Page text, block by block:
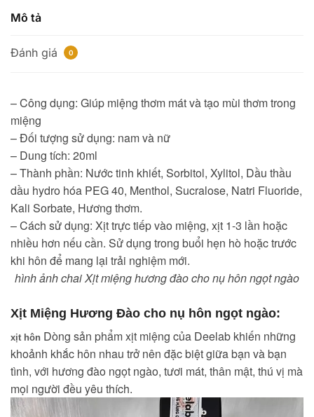
Mô tả
Đánh giá 0
– Công dụng: Giúp miệng thơm mát và tạo mùi thơm trong
miệng
– Đối tượng sử dụng: nam và nữ
– Dung tích: 20ml
– Thành phần: Nước tinh khiết, Sorbitol, Xylitol, Dầu thầu
dầu hydro hóa PEG 40, Menthol, Sucralose, Natri Fluoride,
Kali Sorbate, Hương thơm.
– Cách sử dụng: Xịt trực tiếp vào miệng, xịt 1-3 lần hoặc
nhiều hơn nếu cần. Sử dụng trong buổi hẹn hò hoặc trước
khi hôn để mang lại trải nghiệm mới.
hình ảnh chaiXịt miệng hương đào cho nụ hôn ngọt ngào
Xịt Miệng Hương Đào cho nụ hôn ngọt ngào:
xịt hôn Dòng sản phẩm xịt miệng của Deelab khiến những
khoảnh khắc hôn nhau trở nên đặc biệt giữa bạn và bạn
tình, với hương đào ngọt ngào, tươi mát, thân mật, thú vị mà
mọi người đều yêu thích.